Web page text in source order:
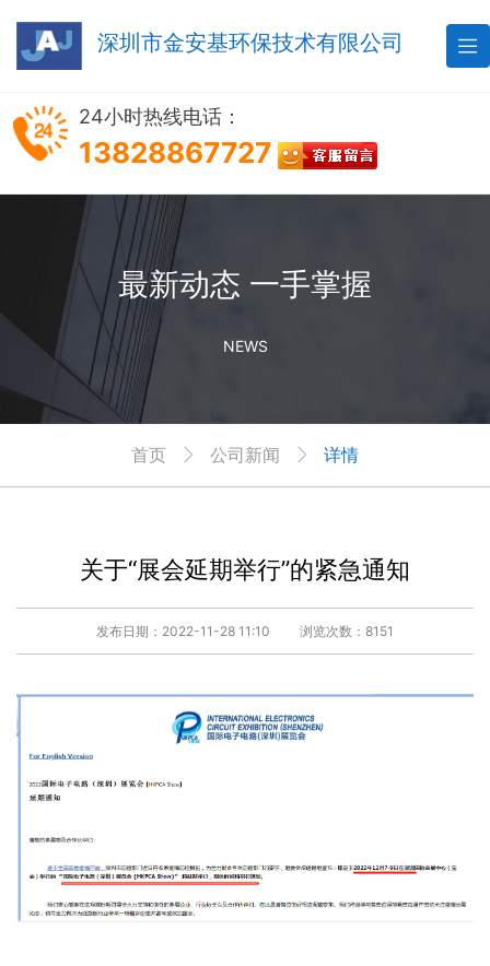
深圳市金安基环保技术有限公司 
24小时热线电话：
13828867727
最新动态 一手掌握
NEWS
首页  公司新闻  详情
关于“展会延期举行”的紧急通知
发布日期：2022-11-28 11:10 浏览次数：8151